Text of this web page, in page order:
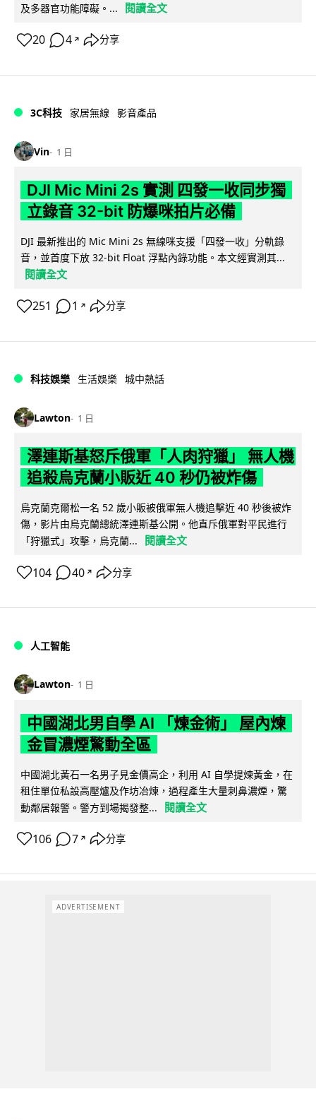
及多器官功能障礙。...
閱讀全文
20 4 ↗ 分享
3C科技 家居無線 影音產品
Vin 1 日
DJI Mic Mini 2s 實測 四發一收同步獨
立錄音 32-bit 防爆咪拍片必備
DJI 最新推出的 Mic Mini 2s 無線咪支援「四發一收」分軌錄
音，並首度下放 32-bit Float 浮點內錄功能。本文經實測其...
閱讀全文
251 1 ↗ 分享
科技娛樂 生活娛樂 城中熱話
Lawton 1 日
澤連斯基怒斥俄軍「人肉狩獵」 無人機
追殺烏克蘭小販近 40 秒仍被炸傷
烏克蘭克爾松一名 52 歲小販被俄軍無人機追擊近 40 秒後被炸
傷，影片由烏克蘭總統澤連斯基公開。他直斥俄軍對平民進行
「狩獵式」攻擊，烏克蘭...
閱讀全文
104 40 ↗ 分享
人工智能
Lawton 1 日
中國湖北男自學 AI 「煉金術」 屋內煉
金冒濃煙驚動全區
中國湖北黃石一名男子見金價高企，利用 AI 自學提煉黃金，在
租住單位私設高壓爐及作坊冶煉，過程產生大量刺鼻濃煙，驚
動鄰居報警。警方到場揭發整...
閱讀全文
106 7 ↗ 分享
ADVERTISEMENT